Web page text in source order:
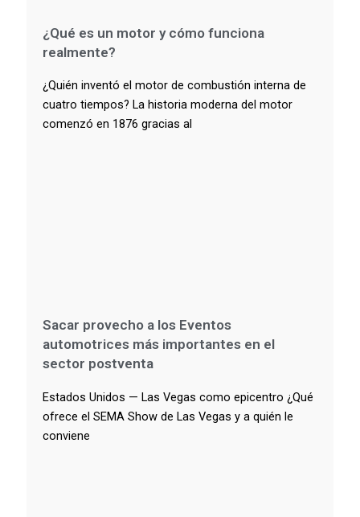
¿Qué es un motor y cómo funciona
realmente?
¿Quién inventó el motor de combustión interna de
cuatro tiempos? La historia moderna del motor
comenzó en 1876 gracias al
Sacar provecho a los Eventos
automotrices más importantes en el
sector postventa
Estados Unidos — Las Vegas como epicentro ¿Qué
ofrece el SEMA Show de Las Vegas y a quién le
conviene